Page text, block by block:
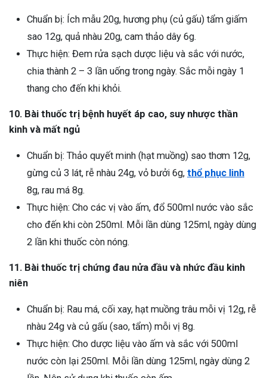
Chuẩn bị: Ích mẫu 20g, hương phụ (củ gấu) tẩm giấm
sao 12g, quả nhàu 20g, cam thảo dây 6g.
Thực hiện: Đem rửa sạch dược liệu và sắc với nước,
chia thành 2 – 3 lần uống trong ngày. Sắc mỗi ngày 1
thang cho đến khi khỏi.
10. Bài thuốc trị bệnh huyết áp cao, suy nhược thần
kinh và mất ngủ
Chuẩn bị: Thảo quyết minh (hạt muồng) sao thơm 12g,
gừng củ 3 lát, rễ nhàu 24g, vỏ bưởi 6g, thổ phục linh
8g, rau má 8g.
Thực hiện: Cho các vị vào ấm, đổ 500ml nước vào sắc
cho đến khi còn 250ml. Mỗi lần dùng 125ml, ngày dùng
2 lần khi thuốc còn nóng.
11. Bài thuốc trị chứng đau nửa đầu và nhức đầu kinh
niên
Chuẩn bị: Rau má, cối xay, hạt muồng trâu mỗi vị 12g, rễ
nhàu 24g và củ gấu (sao, tẩm) mỗi vị 8g.
Thực hiện: Cho dược liệu vào ấm và sắc với 500ml
nước còn lại 250ml. Mỗi lần dùng 125ml, ngày dùng 2